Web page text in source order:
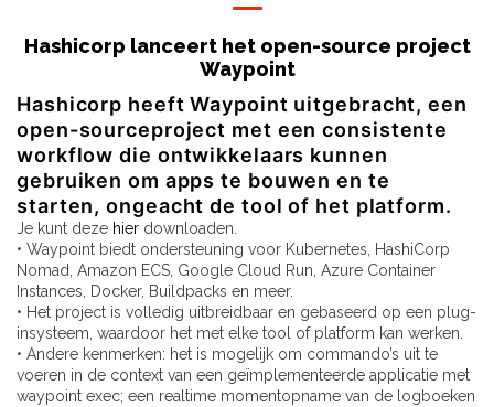
Hashicorp lanceert het open-source project
Waypoint
Hashicorp heeft Waypoint uitgebracht, een
open-sourceproject met een consistente
workflow die ontwikkelaars kunnen
gebruiken om apps te bouwen en te
starten, ongeacht de tool of het platform.
Je kunt deze hier downloaden.
• Waypoint biedt ondersteuning voor Kubernetes, HashiCorp
Nomad, Amazon ECS, Google Cloud Run, Azure Container
Instances, Docker, Buildpacks en meer.
• Het project is volledig uitbreidbaar en gebaseerd op een plug-
insysteem, waardoor het met elke tool of platform kan werken.
• Andere kenmerken: het is mogelijk om commando’s uit te
voeren in de context van een geïmplementeerde applicatie met
waypoint exec; een realtime momentopname van de logboeken